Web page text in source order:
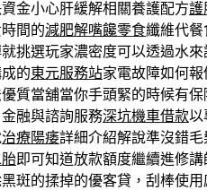
金小心肝緩解相關養護配方護
間的減肥解嘴饞零食纖維代餐
挑選玩家濃密度可以透過水來
的東元服務站家電故障如何
質當舖當你手頭緊的時候有保
融與諮詢服務深坑機車借款以
治療陽痿詳細介紹解說準沒錯
即可知道放款額度繼續進修
斑的揉掉的優客貸，刮棒使